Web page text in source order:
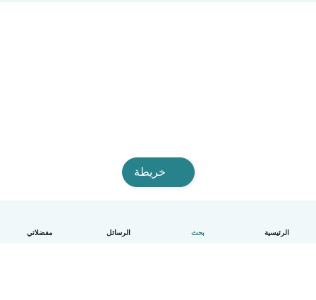
الرئيسية بحث الرسائل مفضلاتي
خريطة